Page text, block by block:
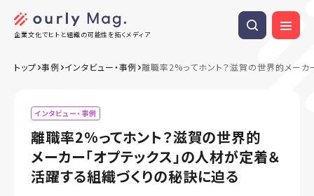
企業文化でヒトと組織の可能性を拓くメディア
トップ 事例 インタビュー・事例 離職率2%ってホント？滋賀の世界的メーカ
インタビュー・事例
離職率2%ってホント？滋賀の世界的
メーカー「オプテックス」の人材が定着＆
活躍する組織づくりの秘訣に迫る